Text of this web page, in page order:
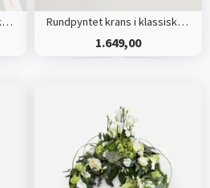
Rundpyntet krans i klassisk stil med bånd Rundpyntet krans i klassisk stil - rød og hvid
1.649,00